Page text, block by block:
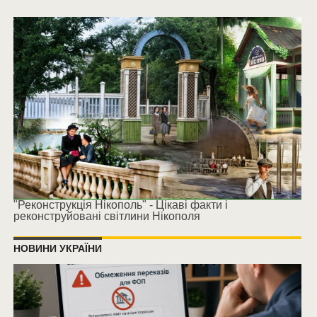
"Реконструкція Нікополь" - Цікаві факти і
реконструйовані світлини Нікополя
НОВИНИ УКРАЇНИ